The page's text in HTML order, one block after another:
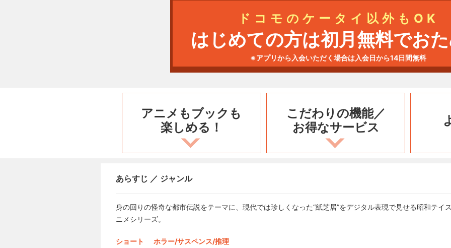
ドコモのケータイ以外もOK
はじめての方は初月無料でお
※アプリから入会いただく場合は入会日から14日間無料
アニメもブックも
楽しめる！
こだわりの機能／
お得なサービス
あらすじ ／ ジャンル
身の回りの怪奇な都市伝説をテーマに、現代では珍しくなった“紙芝居”をデジタル表現で見せる昭和テイ
ニメシリーズ。
ショート ホラー/サスペンス/推理